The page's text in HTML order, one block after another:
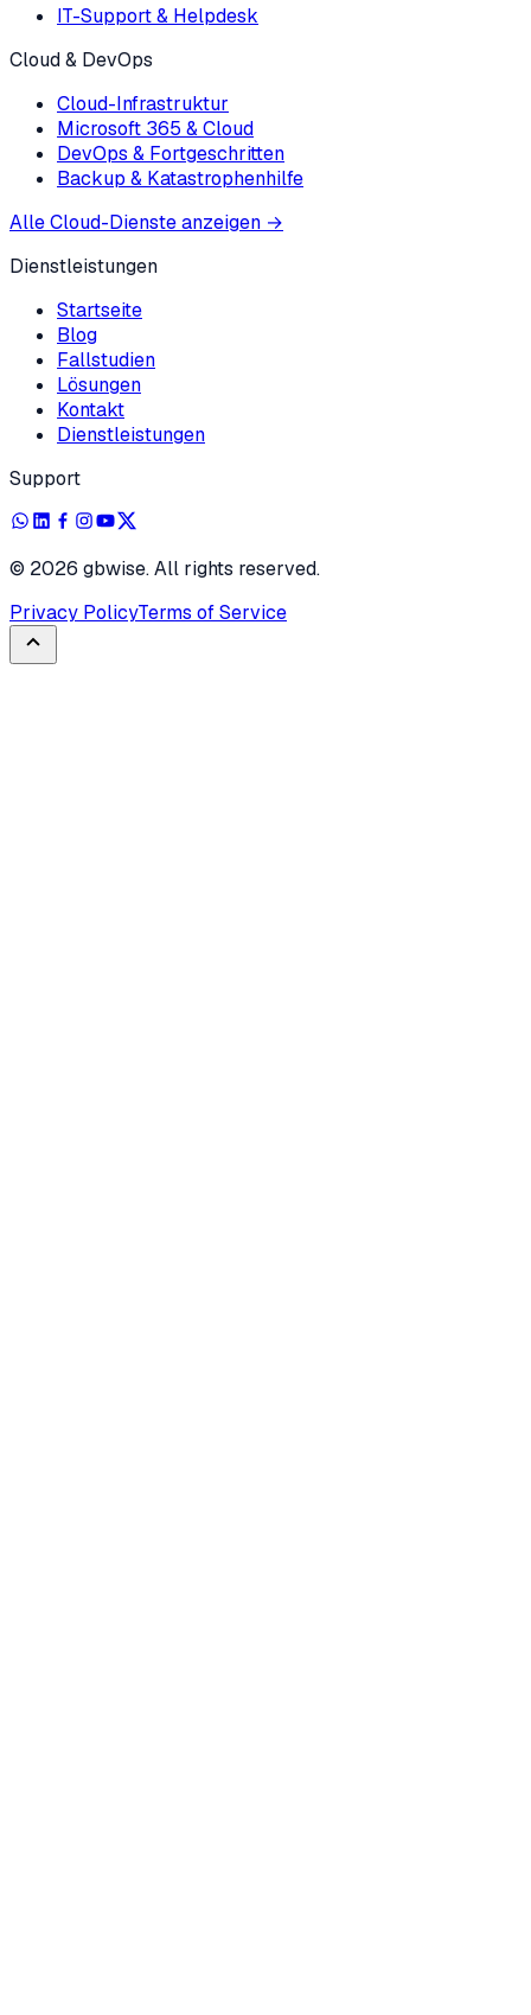
IT-Support & Helpdesk
Cloud & DevOps
Cloud-Infrastruktur
Microsoft 365 & Cloud
DevOps & Fortgeschritten
Backup & Katastrophenhilfe
Alle Cloud-Dienste anzeigen →
Dienstleistungen
Startseite
Blog
Fallstudien
Lösungen
Kontakt
Dienstleistungen
Support
© 2026 gbwise. All rights reserved.
Privacy PolicyTerms of Service